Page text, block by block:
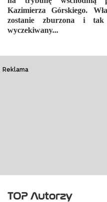
Kazimierza Górskiego.
zostanie zburzona i
wyczekiwany...
Reklama
TOP Autorzy